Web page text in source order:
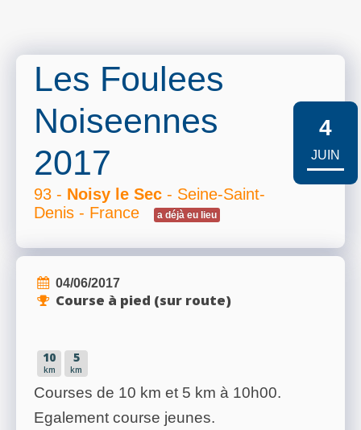
Les Foulees
Noiseennes
2017
93 - Noisy le Sec - Seine-Saint-
Denis - France
a déjà eu lieu
4
JUIN
04/06/2017
Course à pied (sur route)
10
km
5
km
Courses de 10 km et 5 km à 10h00.
Egalement course jeunes.